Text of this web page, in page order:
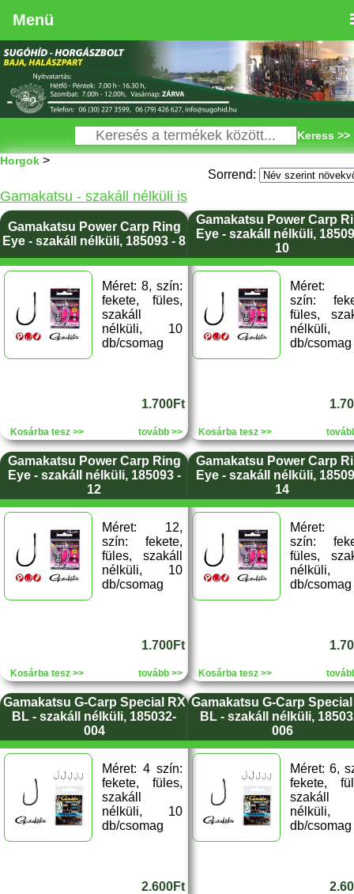
Menü
Keress >>
Horgok >
Sorrend:
Gamakatsu - szakáll nélküli is
Gamakatsu Power Carp Ring
Eye - szakáll nélküli, 185093 - 8
Méret: 8, szín:
fekete, füles,
szakáll
nélküli, 10
db/csomag
1.700Ft
Kosárba tesz >> tovább >>
Gamakatsu Power Carp
Eye - szakáll nélküli,
10
Méret:
szín:
füles,
nélküli,
db/csomag
Kosárba tesz >>
Gamakatsu Power Carp Ring
Eye - szakáll nélküli, 185093 -
12
Méret: 12,
szín: fekete,
füles, szakáll
nélküli, 10
db/csomag
1.700Ft
Kosárba tesz >> tovább >>
Gamakatsu Power Carp
Eye - szakáll nélküli,
14
Méret:
szín:
füles,
nélküli,
db/csomag
Kosárba tesz >>
Gamakatsu G-Carp Special RX
BL - szakáll nélküli, 185032-
004
Méret: 4 szín:
fekete, füles,
szakáll
nélküli, 10
db/csomag
2.600Ft
Gamakatsu G-Carp Special
BL - szakáll nélküli,
006
Méret: 6,
fekete,
szakáll
nélküli,
db/csomag